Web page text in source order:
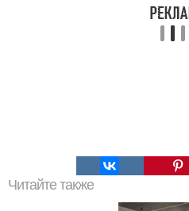
Читайте также